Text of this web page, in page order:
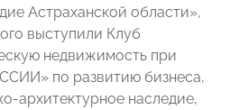
Астраханской области»,
выступили Клуб
недвижимость при
по развитию бизнеса,
архитектурное наследие,